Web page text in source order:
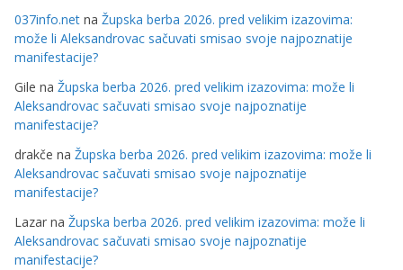
037info.net na Župska berba 2026. pred velikim izazovima:
može li Aleksandrovac sačuvati smisao svoje najpoznatije
manifestacije?
Gile na Župska berba 2026. pred velikim izazovima: može li
Aleksandrovac sačuvati smisao svoje najpoznatije
manifestacije?
drakče na Župska berba 2026. pred velikim izazovima: može li
Aleksandrovac sačuvati smisao svoje najpoznatije
manifestacije?
Lazar na Župska berba 2026. pred velikim izazovima: može li
Aleksandrovac sačuvati smisao svoje najpoznatije
manifestacije?